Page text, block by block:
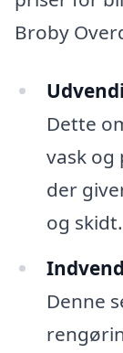
Broby
Dette
vask og
der
og skidt.
Denne